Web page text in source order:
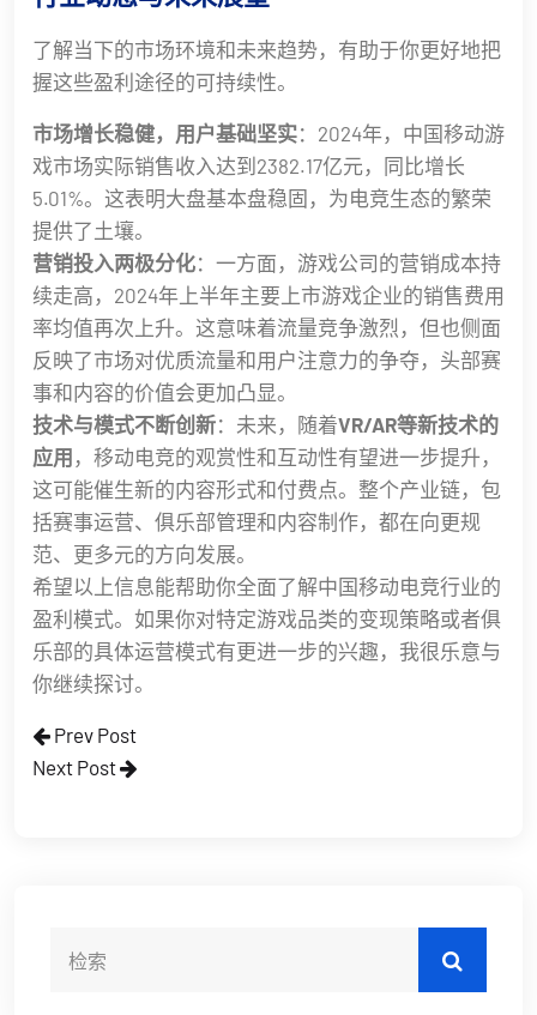
了解当下的市场环境和未来趋势，有助于你更好地把
握这些盈利途径的可持续性。
市场增长稳健，用户基础坚实：2024年，中国移动游
戏市场实际销售收入达到2382.17亿元，同比增长
5.01%。这表明大盘基本盘稳固，为电竞生态的繁荣
提供了土壤。
营销投入两极分化：一方面，游戏公司的营销成本持
续走高，2024年上半年主要上市游戏企业的销售费用
率均值再次上升。这意味着流量竞争激烈，但也侧面
反映了市场对优质流量和用户注意力的争夺，头部赛
事和内容的价值会更加凸显。
技术与模式不断创新：未来，随着VR/AR等新技术的
应用 ，移动电竞的观赏性和互动性有望进一步提升，
这可能催生新的内容形式和付费点。整个产业链，包
括赛事运营、俱乐部管理和内容制作，都在向更规
范、更多元的方向发展。
希望以上信息能帮助你全面了解中国移动电竞行业的
盈利模式。如果你对特定游戏品类的变现策略或者俱
乐部的具体运营模式有更进一步的兴趣，我很乐意与
你继续探讨。
Prev Post
Next Post